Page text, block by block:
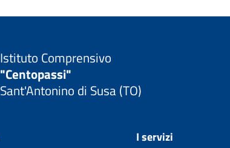
Istituto Comprensivo
"Centopassi"
Sant'Antonino di Susa (TO)
I servizi